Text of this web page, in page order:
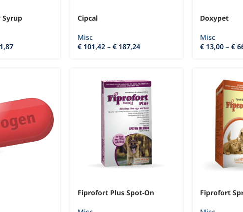
Syrup Cipcal
Misc
€101,42 – €187,24
Doxypet
Misc
€ 13,00 – €
Fiprofort Plus Spot-On Fiprofort